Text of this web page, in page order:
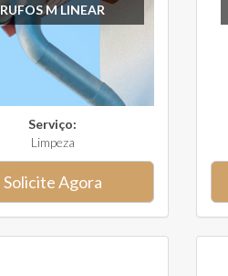
RUFOS M LINEAR
Serviço:
Limpeza
Solicite Agora